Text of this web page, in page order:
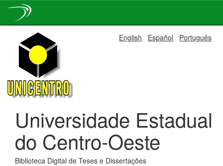
navigation
English Español Português
Universidade Estadual
do Centro-Oeste
Biblioteca Digital de Teses e Dissertações